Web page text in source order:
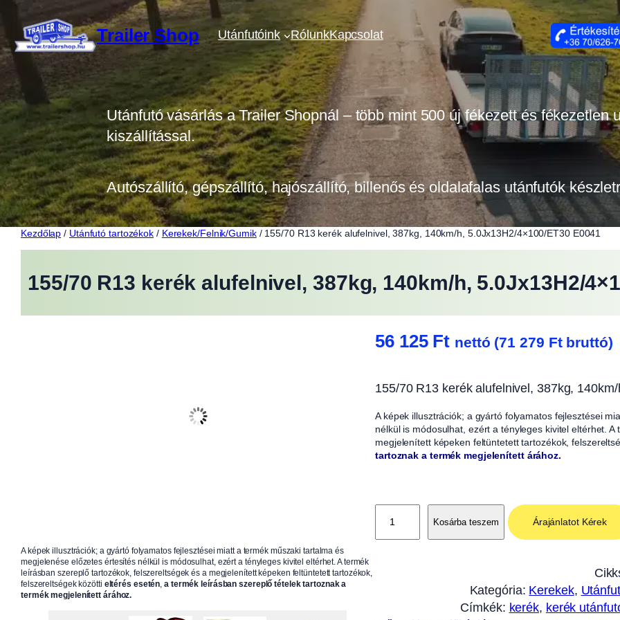
Ugrás
tartalomhoz
Trailer Shop Utánfutóink RólunkKapcsolat
Utánfutó vásárlás a Trailer Shopnál – több mint 500 új fékezett és fékezetlen
kiszállítással.
Autószállító, gépszállító, hajószállító, billenős és oldalafalas utánfutók
Kezdőlap / Utánfutó tartozékok / Kerekek/Felnik/Gumik/ 155/70 R13 kerék alufelnivel, 387kg, 140km/h, 5.0Jx13H2/4×100/ET30 E0041
155/70 R13 kerék alufelnivel, 387kg, 140km/h, 5.0Jx13H2/
A képek illusztrációk; a gyártó folyamatos fejlesztései miatt a termék műszaki tartalma és
megjelenése előzetes értesítés nélkül is módosulhat, ezért a tényleges kivitel eltérhet. A termék
leírásban szereplő tartozékok, felszereltségek és a megjelenített képeken feltüntetett tartozékok,
felszereltségek közötti eltérés esetén ,a termék leírásban szereplő tételek tartoznak a
termék megjelenített árához.
56 125 Ft nettó (71 279 Ftbruttó)
155/70 R13 kerék alufelnivel, 387kg,
A képek illusztrációk; a gyártó folyamatos fejlesztései
nélkül is módosulhat, ezért a tényleges kivitel eltérhet.
megjelenített képeken feltüntetett tartozékok,
tartoznak a termék megjelenített árához.
Kosárba teszem Árajánlatot Kérek
Kategória: Kerekek,
Címkék: kerék, kerék